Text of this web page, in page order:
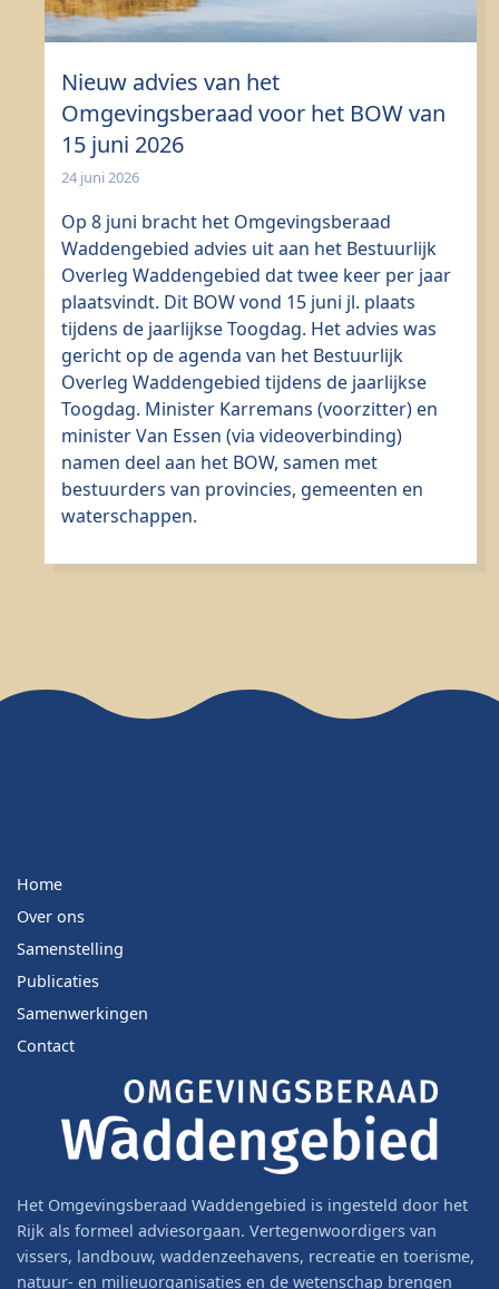
Nieuw advies van het
Omgevingsberaad voor het BOW van
15 juni 2026
24 juni 2026
Op 8 juni bracht het Omgevingsberaad
Waddengebied advies uit aan het Bestuurlijk
Overleg Waddengebied dat twee keer per jaar
plaatsvindt. Dit BOW vond 15 juni jl. plaats
tijdens de jaarlijkse Toogdag. Het advies was
gericht op de agenda van het Bestuurlijk
Overleg Waddengebied tijdens de jaarlijkse
Toogdag. Minister Karremans (voorzitter) en
minister Van Essen (via videoverbinding)
namen deel aan het BOW, samen met
bestuurders van provincies, gemeenten en
waterschappen.
Home
Over ons
Samenstelling
Publicaties
Samenwerkingen
Contact
Het Omgevingsberaad Waddengebied is ingesteld door het
Rijk als formeel adviesorgaan. Vertegenwoordigers van
vissers, landbouw, waddenzeehavens, recreatie en toerisme,
natuur- en milieuorganisaties en de wetenschap brengen